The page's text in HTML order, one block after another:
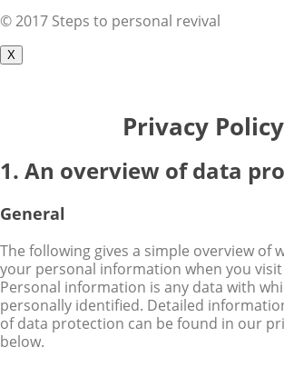
© 2017 Steps to personal revival
X
Privacy Policy
1. An overview of data
General
The following gives a simple overview of
your personal information when you
Personal information is any data with
personally identified. Detailed
of data protection can be found in our
below.